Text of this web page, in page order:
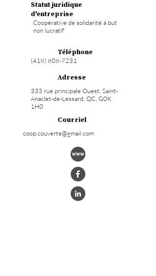
Statut juridique
d'entreprise
Coopérative de solidarité à but
non lucratif
Téléphone
(418) 808-7231
Adresse
333 rue principale Ouest, Saint-
Anaclet-de-Lessard, QC, G0K
1H0
Courriel
coop.couverte@gmail.com